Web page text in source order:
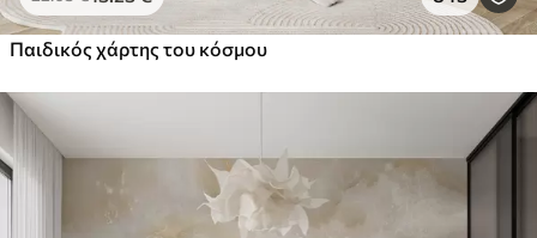
Παιδικός χάρτης του κόσμου